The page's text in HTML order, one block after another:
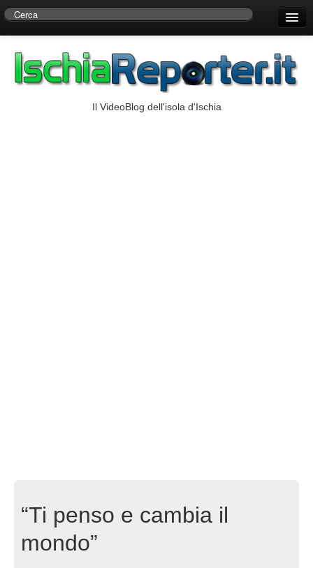
Centro di Ricerche Storiche D’Ambra
Il VideoBlog dell'isola d'Ischia
“Ti penso e cambia il
mondo”